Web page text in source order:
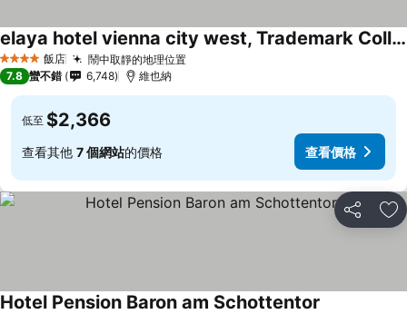
4 星級 飯店 鬧中取靜的地理位置
elaya hotel vienna city west, Trademark Collection by Wyndham
7.8 蠻不錯 6,748 維也納
低至 $2,366
查看其他 7 個網站的價格 查看價格
分享 加
Hotel Pension Baron am Schottentor